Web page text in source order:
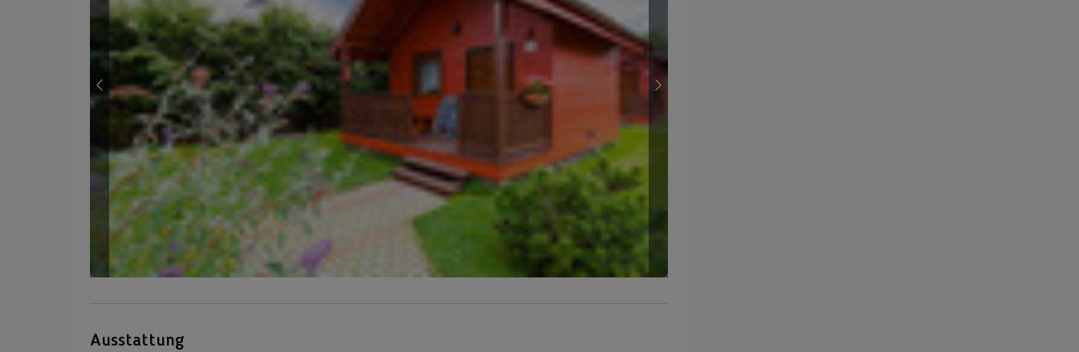
Ausstattung